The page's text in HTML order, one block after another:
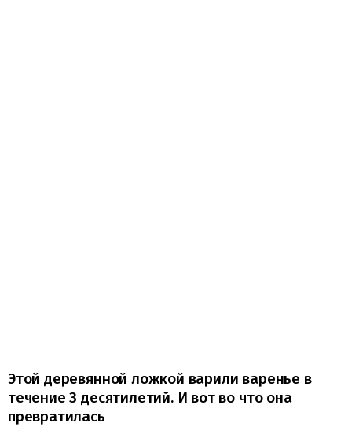
Этой деревянной ложкой варили варенье в
течение 3 десятилетий. И вот во что она
превратилась